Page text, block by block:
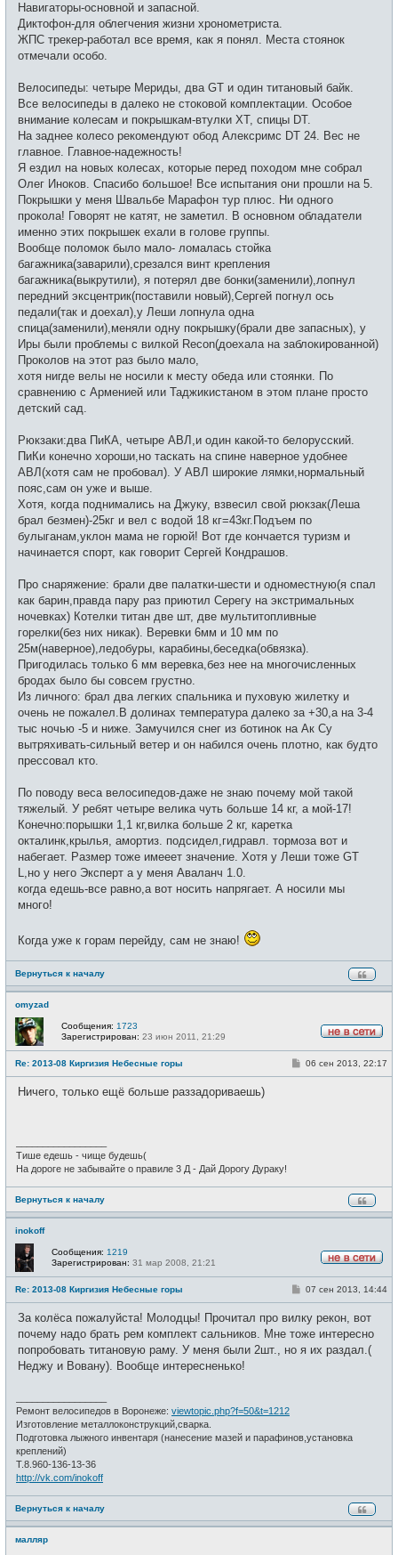
Навигаторы-основной и запасной.
Диктофон-для облегчения жизни хронометриста.
ЖПС трекер-работал все время, как я понял. Места стоянок
отмечали особо.
Велосипеды: четыре Мериды, два GT и один титановый байк.
Все велосипеды в далеко не стоковой комплектации. Особое
внимание колесам и покрышкам-втулки ХТ, спицы DT.
На заднее колесо рекомендуют обод Алексримс DT 24. Вес не
главное. Главное-надежность!
Я ездил на новых колесах, которые перед походом мне собрал
Олег Иноков. Спасибо большое! Все испытания они прошли на 5.
Покрышки у меня Швальбе Марафон тур плюс. Ни одного
прокола! Говорят не катят, не заметил. В основном обладатели
именно этих покрышек ехали в голове группы.
Вообще поломок было мало- ломалась стойка
багажника(заварили),срезался винт крепления
багажника(выкрутили), я потерял две бонки(заменили),лопнул
передний эксцентрик(поставили новый),Сергей погнул ось
педали(так и доехал),у Леши лопнула одна
спица(заменили),меняли одну покрышку(брали две запасных), у
Иры были проблемы с вилкой Recon(доехала на заблокированной)
Проколов на этот раз было мало,
хотя нигде велы не носили к месту обеда или стоянки. По
сравнению с Арменией или Таджикистаном в этом плане просто
детский сад.
Рюкзаки:два ПиКА, четыре АВЛ,и один какой-то белорусский.
ПиКи конечно хороши,но таскать на спине наверное удобнее
АВЛ(хотя сам не пробовал). У АВЛ широкие лямки,нормальный
пояс,сам он уже и выше.
Хотя, когда поднимались на Джуку, взвесил свой рюкзак(Леша
брал безмен)-25кг и вел с водой 18 кг=43кг.Подъем по
булыганам,уклон мама не горюй! Вот где кончается туризм и
начинается спорт, как говорит Сергей Кондрашов.
Про снаряжение: брали две палатки-шести и одноместную(я спал
как барин,правда пару раз приютил Серегу на экстримальных
ночевках) Котелки титан две шт, две мультитопливные
горелки(без них никак). Веревки 6мм и 10 мм по
25м(наверное),ледобуры, карабины,беседка(обвязка).
Пригодилась только 6 мм веревка,без нее на многочисленных
бродах было бы совсем грустно.
Из личного: брал два легких спальника и пуховую жилетку и
очень не пожалел.В долинах температура далеко за +30,а на 3-4
тыс ночью -5 и ниже. Замучился снег из ботинок на Ак Су
вытряхивать-сильный ветер и он набился очень плотно, как будто
прессовал кто.
По поводу веса велосипедов-даже не знаю почему мой такой
тяжелый. У ребят четыре велика чуть больше 14 кг, а мой-17!
Конечно:порышки 1,1 кг,вилка больше 2 кг, каретка
окталинк,крылья, амортиз. подсидел,гидравл. тормоза вот и
набегает. Размер тоже имееет значение. Хотя у Леши тоже GT
L,но у него Эксперт а у меня Аваланч 1.0.
когда едешь-все равно,а вот носить напрягает. А носили мы
много!
Когда уже к горам перейду, сам не знаю!
Вернуться к началу
omyzad
е
в
с
Сообщения: 1723
Зарегистрирован: 23 июн 2011, 21:29
Re: 2013-08 Киргизия Небесные горы
С06 сен 2013, 22:17
Ничего, только ещё больше раззадориваешь)
Тише едешь - чище будешь(
На дороге не забывайте о правиле 3 Д - Дай Дорогу Дураку!
Вернуться к началу
inokoff
е
в
с
Сообщения: 1219
Зарегистрирован: 31 мар 2008, 21:21
Re: 2013-08 Киргизия Небесные горы
С
б
щ
н
07 сен 2013, 14:44
За колёса пожалуйста! Молодцы! Прочитал про вилку рекон, вот
почему надо брать рем комплект сальников. Мне тоже интересно
попробовать титановую раму. У меня были 2шт., но я их раздал.(
Неджу и Вовану). Вообще интересненько!
Ремонт велосипедов в Воронеже: viewtopic.php?f=50&t=1212
Изготовление металлоконструкций,сварка.
Подготовка лыжного инвентаря (нанесение мазей и парафинов,установка
креплений)
Т.8.960-136-13-36
http://vk.com/inokoff
Вернуться к началу
малляр